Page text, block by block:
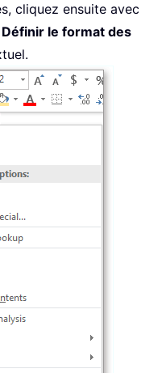
cliquez ensuite avec
Définir le format des